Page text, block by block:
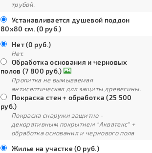
трубой.
Устанавливается душевой поддон
80х80 см. (0 руб.)
Нет (0 руб.)
Нет.
Обработка основания и черновых
полов (7 800 руб.)
Пропитка не вымываемая
антисептическая для защиты древесины.
Покраска стен + обработка (25 500
руб.)
Покраска снаружи защитно -
декоративным покрытием "Акватекс" +
обработка основания и чернового пола
Жилье на участке (0 руб.)